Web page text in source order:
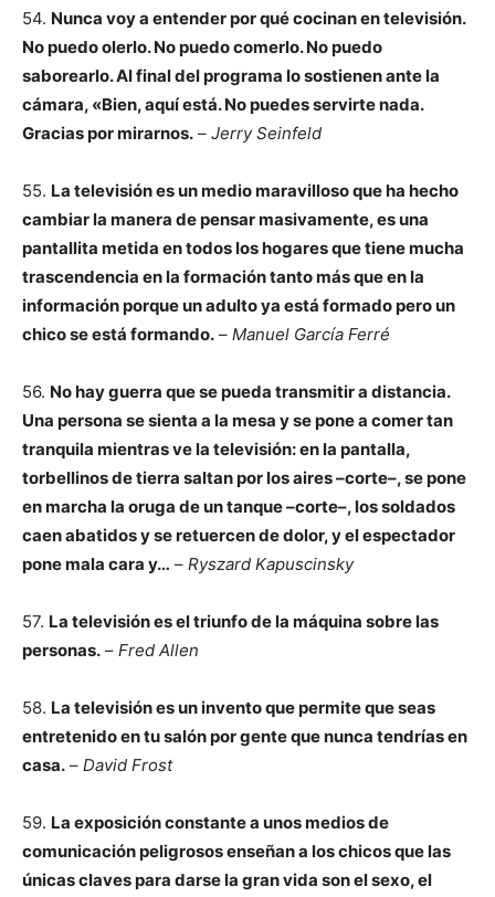
54. Nunca voy a entender por qué cocinan en televisión.
No puedo olerlo. No puedo comerlo. No puedo
saborearlo. Al final del programa lo sostienen ante la
cámara, «Bien, aquí está. No puedes servirte nada.
Gracias por mirarnos. – Jerry Seinfeld
55. La televisión es un medio maravilloso que ha hecho
cambiar la manera de pensar masivamente, es una
pantallita metida en todos los hogares que tiene mucha
trascendencia en la formación tanto más que en la
información porque un adulto ya está formado pero un
chico se está formando. – Manuel García Ferré
56. No hay guerra que se pueda transmitir a distancia.
Una persona se sienta a la mesa y se pone a comer tan
tranquila mientras ve la televisión: en la pantalla,
torbellinos de tierra saltan por los aires –corte–, se pone
en marcha la oruga de un tanque –corte–, los soldados
caen abatidos y se retuercen de dolor, y el espectador
pone mala cara y… – Ryszard Kapuscinsky
57. La televisión es el triunfo de la máquina sobre las
personas. – Fred Allen
58. La televisión es un invento que permite que seas
entretenido en tu salón por gente que nunca tendrías en
casa. – David Frost
59. La exposición constante a unos medios de
comunicación peligrosos enseñan a los chicos que las
únicas claves para darse la gran vida son el sexo, el